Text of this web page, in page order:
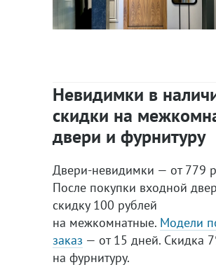
Невидимки в
скидки на
двери и фурнитуру
Двери-невидимки — от 779
После покупки входной
скидку 100 рублей
на межкомнатные. Модели
заказ — от 15 дней. Скидка
на фурнитуру.